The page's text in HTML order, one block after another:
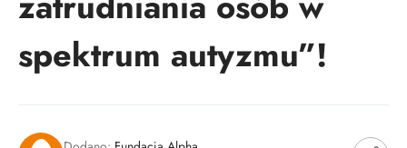
spektrum autyzmu”!